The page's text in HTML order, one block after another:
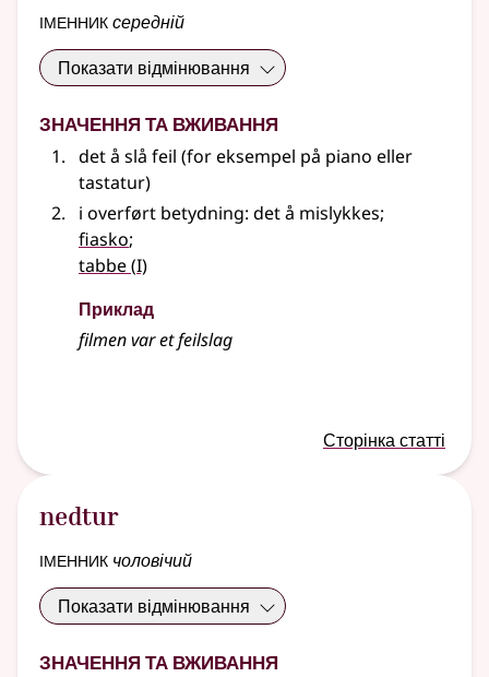
іменниксередній
Показати відмінювання
Значення та вживання
det å slå feil (for eksempel på piano eller
tastatur)
i overført betydning: det å mislykkes;
fiasko;
tabbe(1
I)
Приклад
filmen var et feilslag
Сторінка статті
nedtur
іменник чоловічий
Показати відмінювання
Значення та вживання